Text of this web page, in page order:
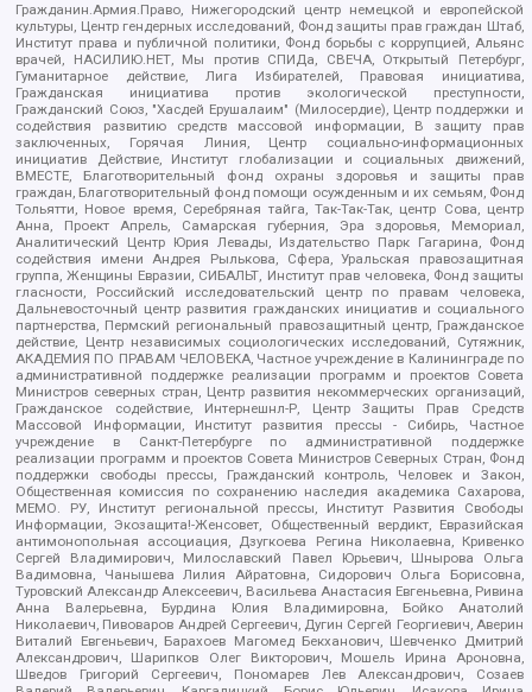
Гражданин.Армия.Право, Нижегородский центр немецкой и европейской
культуры, Центр гендерных исследований, Фонд защиты прав граждан Штаб,
Институт права и публичной политики, Фонд борьбы с коррупцией, Альянс
врачей, НАСИЛИЮ.НЕТ, Мы против СПИДа, СВЕЧА, Открытый Петербург,
Гуманитарное действие, Лига Избирателей, Правовая инициатива,
Гражданская инициатива против экологической преступности,
Гражданский Союз, "Хасдей Ерушалаим" (Милосердие), Центр поддержки и
содействия развитию средств массовой информации, В защиту прав
заключенных, Горячая Линия, Центр социально-информационных
инициатив Действие, Институт глобализации и социальных движений,
ВМЕСТЕ, Благотворительный фонд охраны здоровья и защиты прав
граждан, Благотворительный фонд помощи осужденным и их семьям, Фонд
Тольятти, Новое время, Серебряная тайга, Так-Так-Так, центр Сова, центр
Анна, Проект Апрель, Самарская губерния, Эра здоровья, Мемориал,
Аналитический Центр Юрия Левады, Издательство Парк Гагарина, Фонд
содействия имени Андрея Рылькова, Сфера, Уральская правозащитная
группа, Женщины Евразии, СИБАЛЬТ, Институт прав человека, Фонд защиты
гласности, Российский исследовательский центр по правам человека,
Дальневосточный центр развития гражданских инициатив и социального
партнерства, Пермский региональный правозащитный центр, Гражданское
действие, Центр независимых социологических исследований, Сутяжник,
АКАДЕМИЯ ПО ПРАВАМ ЧЕЛОВЕКА, Частное учреждение в Калининграде по
административной поддержке реализации программ и проектов Совета
Министров северных стран, Центр развития некоммерческих организаций,
Гражданское содействие, Интернешнл-Р, Центр Защиты Прав Средств
Массовой Информации, Институт развития прессы - Сибирь, Частное
учреждение в Санкт-Петербурге по административной поддержке
реализации программ и проектов Совета Министров Северных Стран, Фонд
поддержки свободы прессы, Гражданский контроль, Человек и Закон,
Общественная комиссия по сохранению наследия академика Сахарова,
МЕМО. РУ, Институт региональной прессы, Институт Развития Свободы
Информации, Экозащита!-Женсовет, Общественный вердикт, Евразийская
антимонопольная ассоциация, Дзугкоева Регина Николаевна, Кривенко
Сергей Владимирович, Милославский Павел Юрьевич, Шнырова Ольга
Вадимовна, Чанышева Лилия Айратовна, Сидорович Ольга Борисовна,
Туровский Александр Алексеевич, Васильева Анастасия Евгеньевна, Ривина
Анна Валерьевна, Бурдина Юлия Владимировна, Бойко Анатолий
Николаевич, Пивоваров Андрей Сергеевич, Дугин Сергей Георгиевич, Аверин
Виталий Евгеньевич, Барахоев Магомед Бекханович, Шевченко Дмитрий
Александрович, Шарипков Олег Викторович, Мошель Ирина Ароновна,
Шведов Григорий Сергеевич, Пономарев Лев Александрович, Созаев